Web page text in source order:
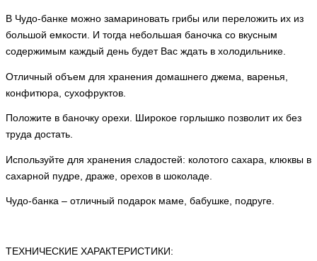
В Чудо-банке можно замариновать грибы или переложить их из
большой емкости. И тогда небольшая баночка со вкусным
содержимым каждый день будет Вас ждать в холодильнике.
Отличный объем для хранения домашнего джема, варенья,
конфитюра, сухофруктов.
Положите в баночку орехи. Широкое горлышко позволит их без
труда достать.
Используйте для хранения сладостей: колотого сахара, клюквы в
сахарной пудре, драже, орехов в шоколаде.
Чудо-банка – отличный подарок маме, бабушке, подруге.
ТЕХНИЧЕСКИЕ ХАРАКТЕРИСТИКИ: